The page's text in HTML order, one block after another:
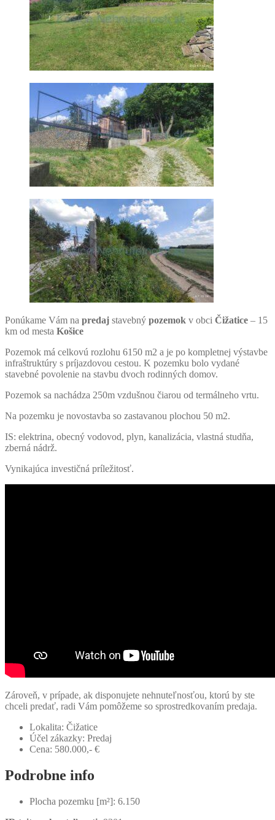
Ponúkame Vám na predaj stavebný pozemok v obci Čižatice – 15
km od mesta Košice
Pozemok má celkovú rozlohu 6150 m2 a je po kompletnej výstavbe
infraštruktúry s príjazdovou cestou. K pozemku bolo vydané
stavebné povolenie na stavbu dvoch rodinných domov.
Pozemok sa nachádza 250m vzdušnou čiarou od termálneho vrtu.
Na pozemku je novostavba so zastavanou plochou 50 m2.
IS: elektrina, obecný vodovod, plyn, kanalizácia, vlastná studňa,
zberná nádrž.
Vynikajúca investičná príležitosť.
Zároveň, v prípade, ak disponujete nehnuteľnosťou, ktorú by ste
chceli predať, radi Vám pomôžeme so sprostredkovaním predaja.
Lokalita: Čižatice
Účel zákazky: Predaj
Cena: 580.000,- €
Podrobne info
Plocha pozemku [m²]: 6.150